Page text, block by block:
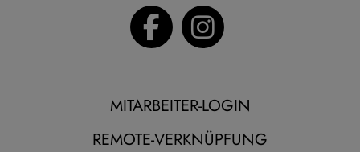
MITARBEITER-LOGIN
REMOTE-VERKNÜPFUNG